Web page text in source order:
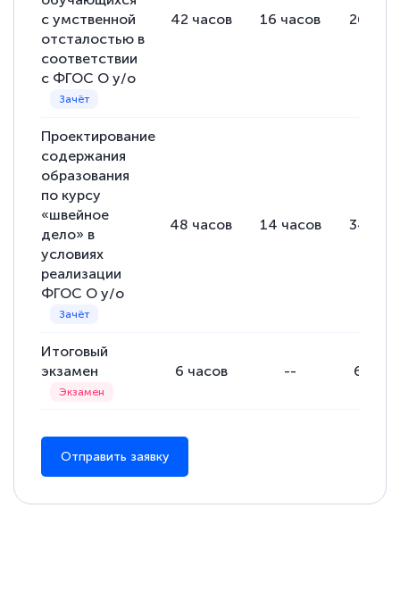
Евгения Коротких
Знаток города 2 уровня
Спасибо большое Академии! Грамотное,
вежливое сопровождение! Всё чётко и
понятно! Проходила повышение
квалификации. Ещё раз - СПАСИБО!
Елена Петрикс
Знаток города 5 уровня
специальности «Тренер-преподаватель
по тяжелой атлетике»! Хочется
подчеркуть, что при обращении
оперативно связались со мной
с умственной
отсталостью в
соответствии
с ФГОС О у/о
42 часов 16 часов 26
Проектирование
содержания
образования
по курсу
«швейное
дело» в
условиях
реализации
ФГОС О у/о
48 часов 14 часов 34
Итоговый
экзамен
6 часов -- 6
Отправить заявку